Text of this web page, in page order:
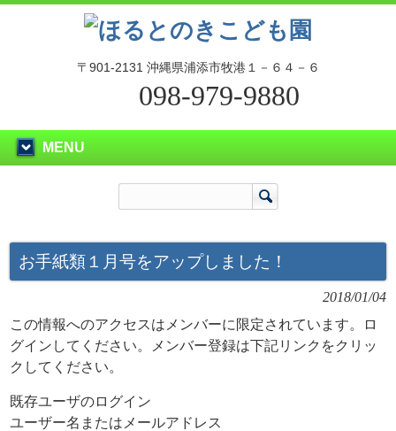
〒901-2131 沖縄県浦添市牧港１－６４－６
098-979-9880
MENU
お手紙類１月号をアップしました！
2018/01/04
この情報へのアクセスはメンバーに限定されています。ロ
グインしてください。メンバー登録は下記リンクをクリッ
クしてください。
既存ユーザのログイン
ユーザー名またはメールアドレス